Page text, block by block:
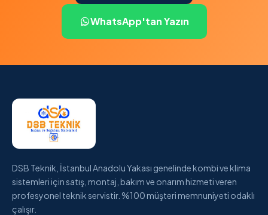
WhatsApp'tan Yazın
DSB Teknik, İstanbul Anadolu Yakası genelinde kombi ve klima
sistemleri için satış, montaj, bakım ve onarım hizmeti veren
profesyonel teknik servistir. %100 müşteri memnuniyeti odaklı
çalışır.